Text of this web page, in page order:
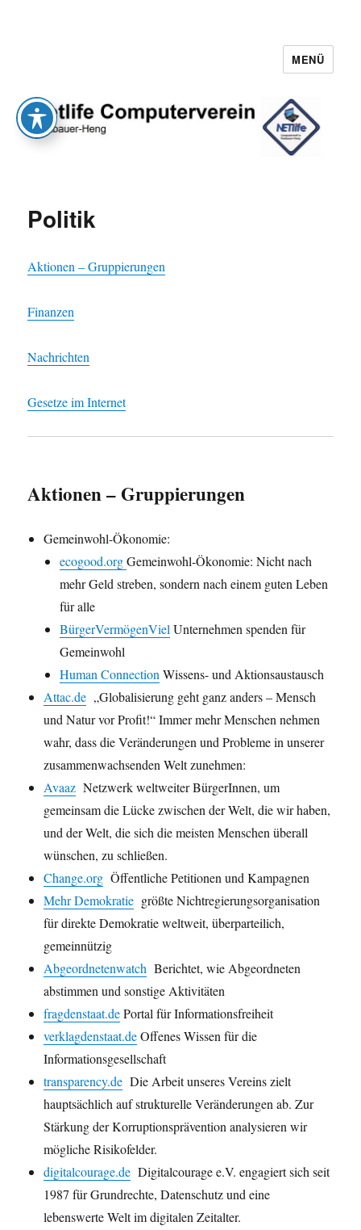
MENÜ
Politik
Aktionen – Gruppierungen
Finanzen
Nachrichten
Gesetze im Internet
Aktionen – Gruppierungen
Gemeinwohl-Ökonomie:
ecogood.orgGemeinwohl-Ökonomie: Nicht nach
mehr Geld streben, sondern nach einem guten Leben
für alle
BürgerVermögenVielUnternehmen spenden für
Gemeinwohl
Human ConnectionWissens- und Aktionsaustausch
Attac.de „Globalisierung geht ganz anders – Mensch
und Natur vor Profit!“ Immer mehr Menschen nehmen
wahr, dass die Veränderungen und Probleme in unserer
zusammenwachsenden Welt zunehmen:
Avaaz Netzwerk weltweiter BürgerInnen, um
gemeinsam die Lücke zwischen der Welt, die wir haben,
und der Welt, die sich die meisten Menschen überall
wünschen, zu schließen.
Change.org Öffentliche Petitionen und Kampagnen
Mehr Demokratie größte Nichtregierungsorganisation
für direkte Demokratie weltweit, überparteilich,
gemeinnützig
Abgeordnetenwatch Berichtet, wie Abgeordneten
abstimmen und sonstige Aktivitäten
fragdenstaat.dePortal für Informationsfreiheit
verklagdenstaat.deOffenes Wissen für die
Informationsgesellschaft
transparency.de Die Arbeit unseres Vereins zielt
hauptsächlich auf strukturelle Veränderungen ab. Zur
Stärkung der Korruptionsprävention analysieren wir
mögliche Risikofelder.
digitalcourage.de Digitalcourage e.V. engagiert sich seit
1987 für Grundrechte, Datenschutz und eine
lebenswerte Welt im digitalen Zeitalter.